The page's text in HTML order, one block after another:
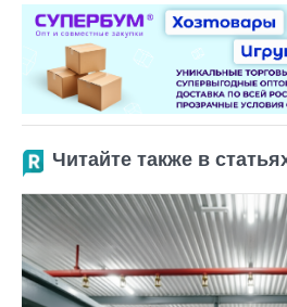
Читайте также в